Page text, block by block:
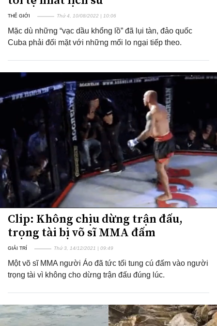
THẾ GIỚI Thứ 4, 10/08/2022 | 10:06
Mặc dù những “vạc dầu khổng lồ” đã lụi tàn, đảo quốc
Cuba phải đối mặt với những mối lo ngại tiếp theo.
Clip: Không chịu dừng trận đấu,
trọng tài bị võ sĩ MMA đấm
GIẢI TRÍ Thứ 3, 14/12/2021 | 09:49
Một võ sĩ MMA người Áo đã tức tối tung cú đấm vào người
trọng tài vì không cho dừng trận đấu đúng lúc.